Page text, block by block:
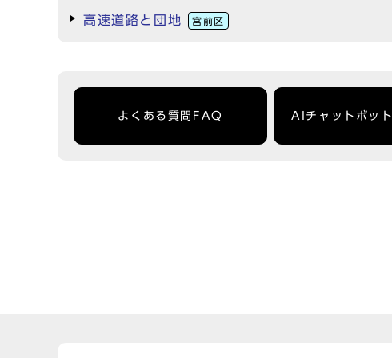
高速道路と団地 宮前区
よくある質問FAQ AIチャットボット